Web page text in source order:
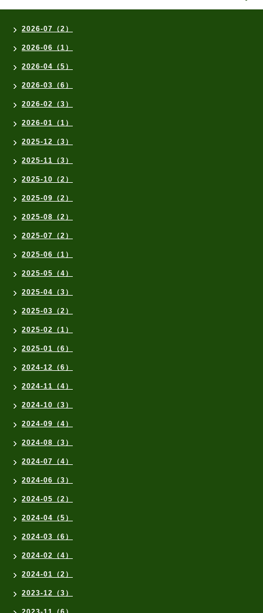
2026-07（2）
2026-06（1）
2026-04（5）
2026-03（6）
2026-02（3）
2026-01（1）
2025-12（3）
2025-11（3）
2025-10（2）
2025-09（2）
2025-08（2）
2025-07（2）
2025-06（1）
2025-05（4）
2025-04（3）
2025-03（2）
2025-02（1）
2025-01（6）
2024-12（6）
2024-11（4）
2024-10（3）
2024-09（4）
2024-08（3）
2024-07（4）
2024-06（3）
2024-05（2）
2024-04（5）
2024-03（6）
2024-02（4）
2024-01（2）
2023-12（3）